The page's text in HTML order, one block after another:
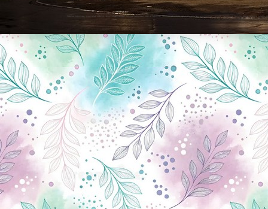
Новини Чернігова, Чернігівські новини, Чернігівський формат, новини Чернігова, події в Чернігові: політика, економіка, аналітика, культура, відеоновини, екологія, спортивний Чернігів, туризм, Чернігів